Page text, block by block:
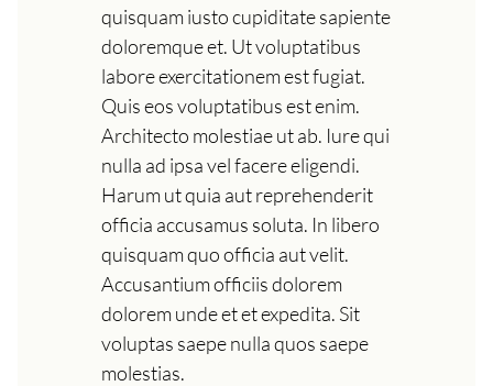
quisquam iusto cupiditate sapiente
doloremque et. Ut voluptatibus
labore exercitationem est fugiat.
Quis eos voluptatibus est enim.
Architecto molestiae ut ab. Iure qui
nulla ad ipsa vel facere eligendi.
Harum ut quia aut reprehenderit
officia accusamus soluta. In libero
quisquam quo officia aut velit.
Accusantium officiis dolorem
dolorem unde et et expedita. Sit
voluptas saepe nulla quos saepe
molestias.